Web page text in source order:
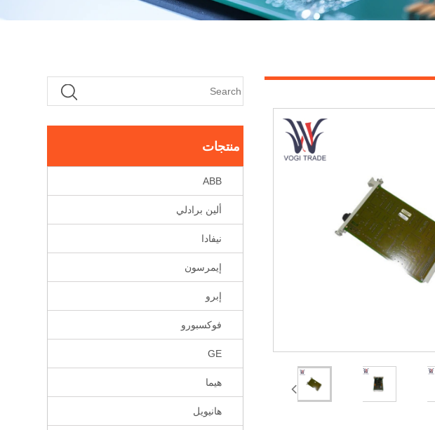
منتجات
ABB
ألين برادلي
نيفادا
إيمرسون
إبرو
فوكسبورو
GE
هيما
هانيويل